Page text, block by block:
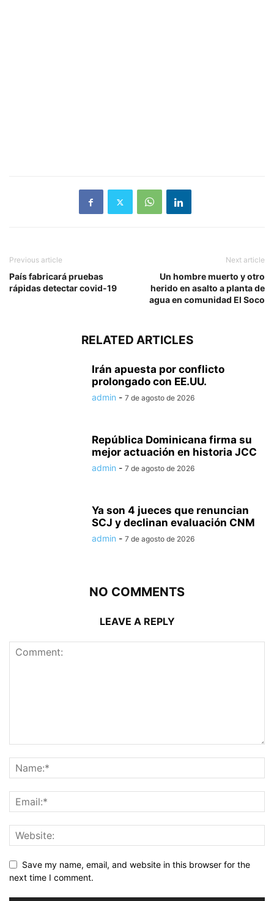
Previous article
País fabricará pruebas
rápidas detectar covid-19
Next article
Un hombre muerto y otro
herido en asalto a planta de
agua en comunidad El Soco
RELATED ARTICLES
Irán apuesta por conflicto
prolongado con EE.UU.
admin - 7 de agosto de 2026
República Dominicana firma su
mejor actuación en historia JCC
admin - 7 de agosto de 2026
Ya son 4 jueces que renuncian
SCJ y declinan evaluación CNM
admin - 7 de agosto de 2026
NO COMMENTS
LEAVE A REPLY
Save my name, email, and website in this browser for the
next time I comment.